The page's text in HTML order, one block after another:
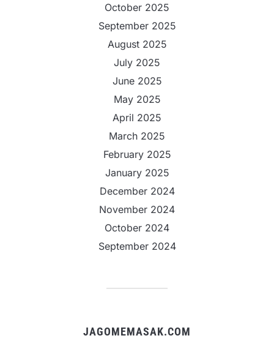
October 2025
September 2025
August 2025
July 2025
June 2025
May 2025
April 2025
March 2025
February 2025
January 2025
December 2024
November 2024
October 2024
September 2024
JAGOMEMASAK.COM